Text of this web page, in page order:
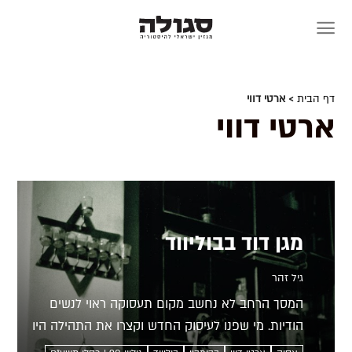
דף הבית > ארטי דווי
ארטי דווי
מגן דוד בבוליווד
גיל זהר
המסך הרחב לא נחשב מקום תעסוקה ראוי לנשים
הודיות. מי שפנו לעיסוק החדש וקצרו את התהילה היו
בני מיעוטים קטנים שלא פחדו לחדש, והדבר אפשר